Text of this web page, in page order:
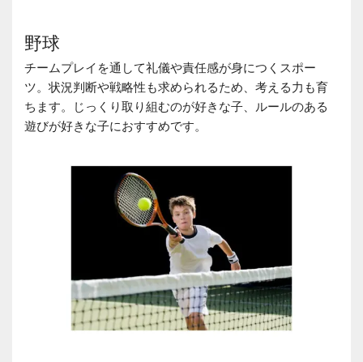
野球
チームプレイを通して礼儀や責任感が身につくスポー
ツ。状況判断や戦略性も求められるため、考える力も育
ちます。じっくり取り組むのが好きな子、ルールのある
遊びが好きな子におすすめです。